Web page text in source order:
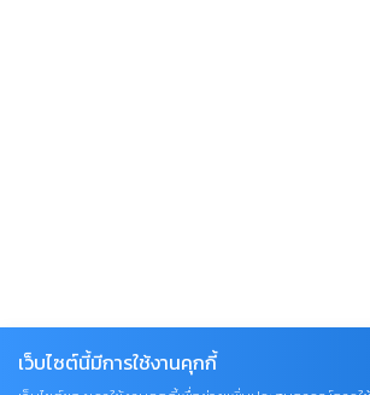
เว็บไซต์นี้มีการใช้งานคุกกี้